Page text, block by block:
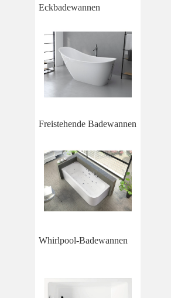
Eckbadewannen
Freistehende Badewannen
Whirlpool-Badewannen